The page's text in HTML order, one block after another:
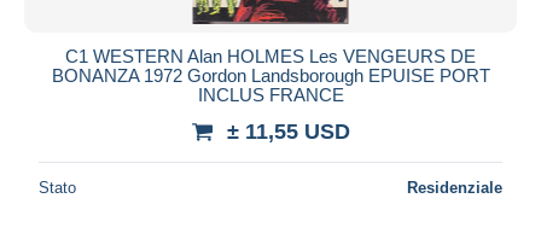
C1 WESTERN Alan HOLMES Les VENGEURS DE
BONANZA 1972 Gordon Landsborough EPUISE PORT
INCLUS FRANCE
± 11,55 USD
Stato Residenziale